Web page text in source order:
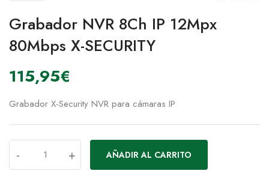
Grabador NVR 8Ch IP 12Mpx
80Mbps X-SECURITY
115,95€
Grabador X-Security NVR para cámaras IP
- + AÑADIR AL CARRITO